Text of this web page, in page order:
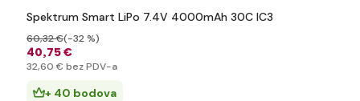
Spektrum Smart LiPo 7.4V 4000mAh 30C IC3
40,75 €
60,32 €(-32 %)
32,60 € bez PDV-a
+ 40 bodova